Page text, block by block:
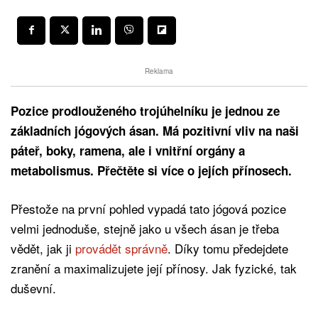
Reklama
Pozice prodlouženého trojúhelníku je jednou ze
základních jógových ásan. Má pozitivní vliv na naši
páteř, boky, ramena, ale i vnitřní orgány a
metabolismus. Přečtěte si více o jejích přínosech.
Přestože na první pohled vypadá tato jógová pozice
velmi jednoduše, stejně jako u všech ásan je třeba
vědět, jak ji provádět správně. Díky tomu předejdete
zranění a maximalizujete její přínosy. Jak fyzické, tak
duševní.